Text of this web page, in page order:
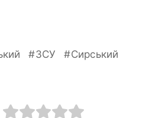
ЗСУ
Сирський